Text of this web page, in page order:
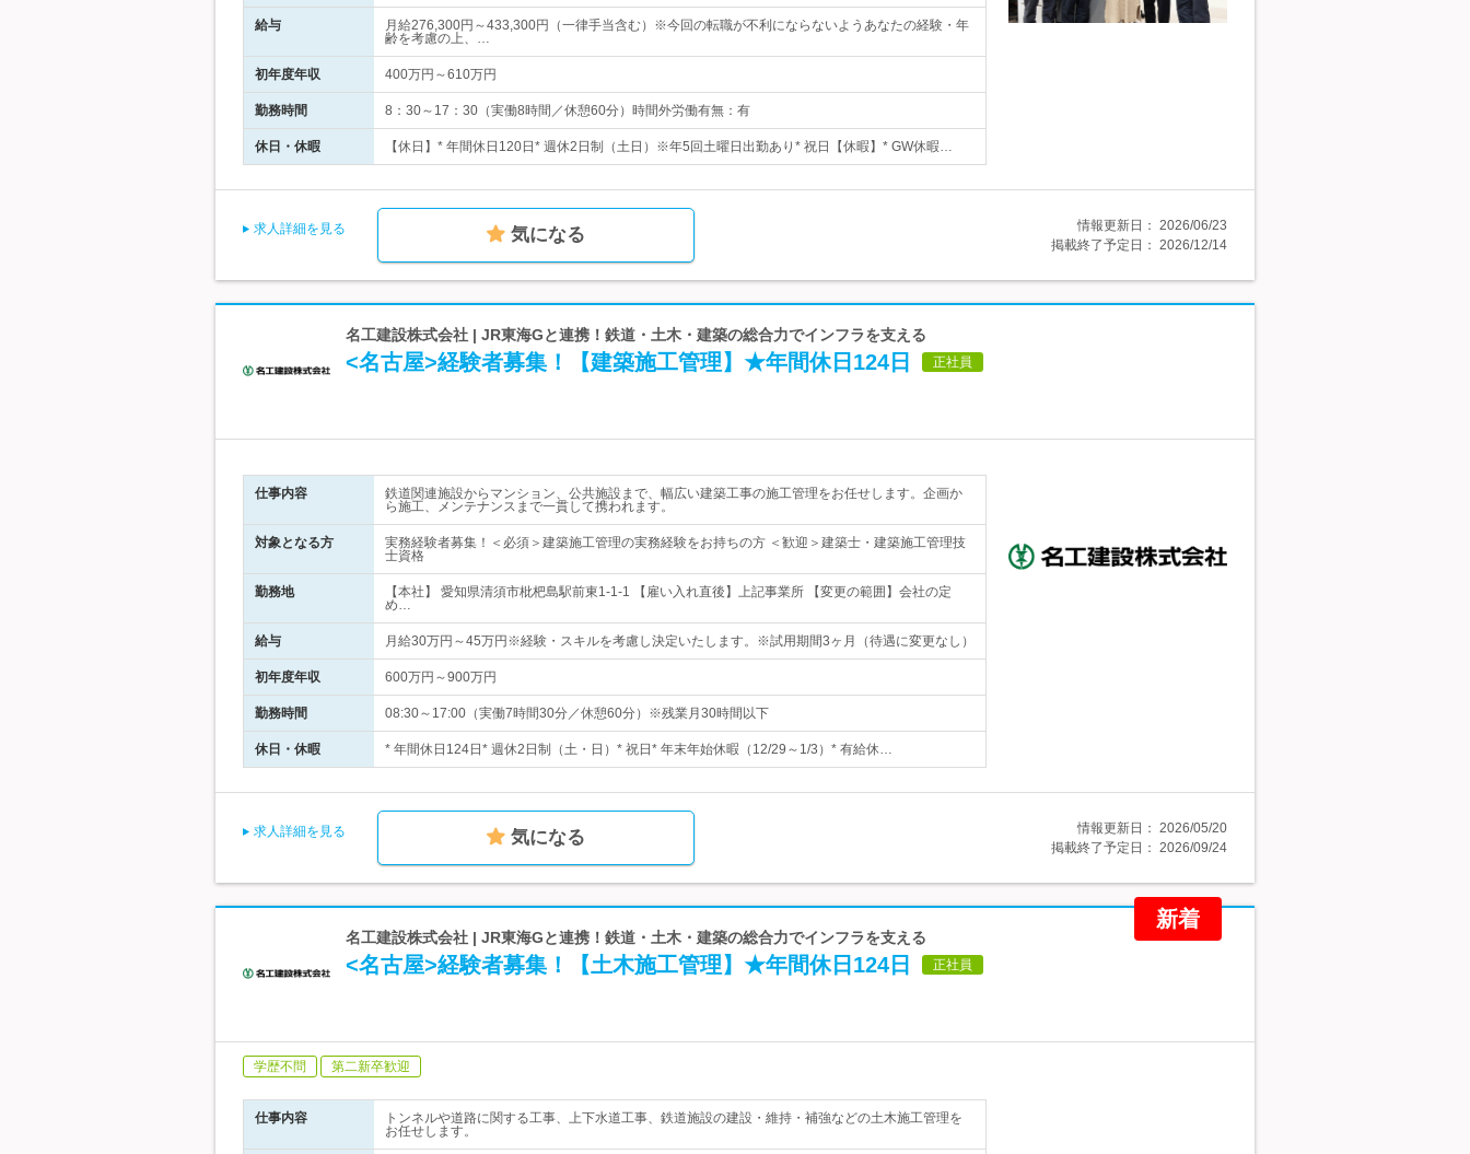
給与
月給276,300円～433,300円（一律手当含む）※今回の転職が不利にならないようあなたの経験・年
齢を考慮の上、…
初年度年収 400万円～610万円
勤務時間 8：30～17：30（実働8時間／休憩60分）時間外労働有無：有
休日・休暇 【休日】* 年間休日120日* 週休2日制（土日）※年5回土曜日出勤あり* 祝日【休暇】* GW休暇…
求人詳細を見る 気になる 情報更新日： 2026/06/23
掲載終了予定日： 2026/12/14
名工建設株式会社 | JR東海Gと連携！鉄道・土木・建築の総合力でインフラを支える
<名古屋>経験者募集！【建築施工管理】★年間休日124日 正社員
仕事内容
鉄道関連施設からマンション、公共施設まで、幅広い建築工事の施工管理をお任せします。企画か
ら施工、メンテナンスまで一貫して携われます。
対象となる方
実務経験者募集！＜必須＞建築施工管理の実務経験をお持ちの方 ＜歓迎＞建築士・建築施工管理技
士資格
勤務地
【本社】 愛知県清須市枇杷島駅前東1-1-1 【雇い入れ直後】上記事業所 【変更の範囲】会社の定
め…
給与 月給30万円～45万円※経験・スキルを考慮し決定いたします。※試用期間3ヶ月（待遇に変更なし）
初年度年収 600万円～900万円
勤務時間 08:30～17:00（実働7時間30分／休憩60分）※残業月30時間以下
休日・休暇 * 年間休日124日* 週休2日制（土・日）* 祝日* 年末年始休暇（12/29～1/3）* 有給休…
求人詳細を見る 気になる 情報更新日： 2026/05/20
掲載終了予定日： 2026/09/24
新着
名工建設株式会社 | JR東海Gと連携！鉄道・土木・建築の総合力でインフラを支える
<名古屋>経験者募集！【土木施工管理】★年間休日124日 正社員
学歴不問 第二新卒歓迎
仕事内容
トンネルや道路に関する工事、上下水道工事、鉄道施設の建設・維持・補強などの土木施工管理を
お任せします。